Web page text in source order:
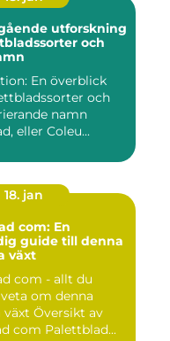
utforskning
och
En överblick
och
namn
eller Coleu...
18. jan
com: En
guide till denna
växt
com - allt du
om denna
av
palettblad com Palettblad...